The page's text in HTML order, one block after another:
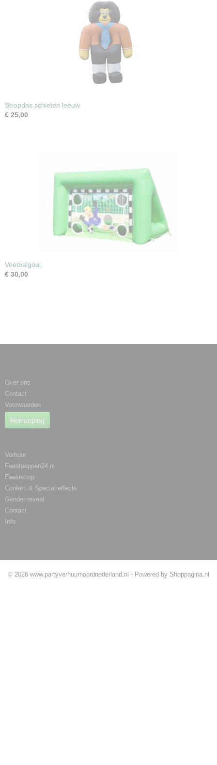
Stropdas schieten leeuw
€ 25,00
Voetbalgoal
€ 30,00
Over ons
Contact
Voorwaarden
Herroeping
Verhuur
Feestpoppen24.nl
Feestshop
Confetti & Special effects
Gender reveal
Contact
Info
© 2026 www.partyverhuurnoordnederland.nl - Powered by Shoppagina.nl